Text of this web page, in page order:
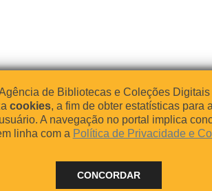
de Bibliotecas e Coleções
cookies, a fim de obter estatísticas para
A navegação no portal implica
linha com a Política de Privacidade e
CONCORDAR